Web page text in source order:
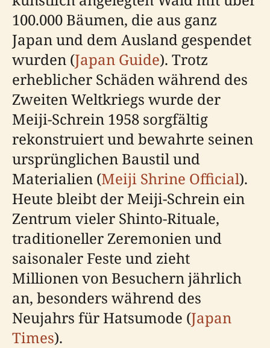
100.000 Bäumen, die aus ganz
Japan und dem Ausland gespendet
wurden (Japan Guide). Trotz
erheblicher Schäden während des
Zweiten Weltkriegs wurde der
Meiji-Schrein 1958 sorgfältig
rekonstruiert und bewahrte seinen
ursprünglichen Baustil und
Materialien (Meiji Shrine Official).
Heute bleibt der Meiji-Schrein ein
Zentrum vieler Shinto-Rituale,
traditioneller Zeremonien und
saisonaler Feste und zieht
Millionen von Besuchern jährlich
an, besonders während des
Neujahrs für Hatsumode (Japan
Times).